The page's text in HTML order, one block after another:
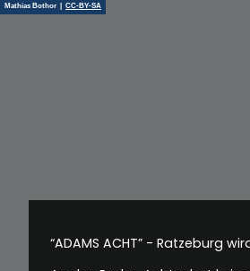
Mathias Bothor | CC-BY-SA
“ADAMS ACHT” - Ratzeburg